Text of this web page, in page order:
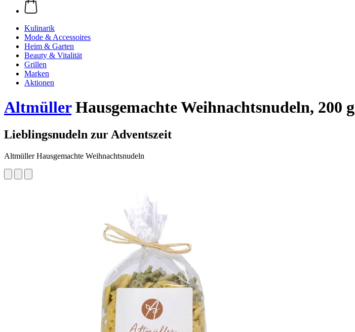
Kulinarik
Mode & Accessoires
Heim & Garten
Beauty & Vitalität
Grillen
Marken
Aktionen
AltmüllerHausgemachte Weihnachtsnudeln, 200 g
Lieblingsnudeln zur Adventszeit
Altmüller Hausgemachte Weihnachtsnudeln